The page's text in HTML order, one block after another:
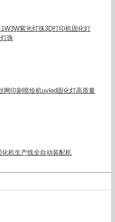
紫光灯珠3D打印机固化灯
珠
网印刷喷绘机uvled固化灯高质量
机生产线全自动装配机